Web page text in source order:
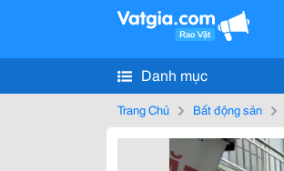
Danh mục
Trang Chủ Bất động sản